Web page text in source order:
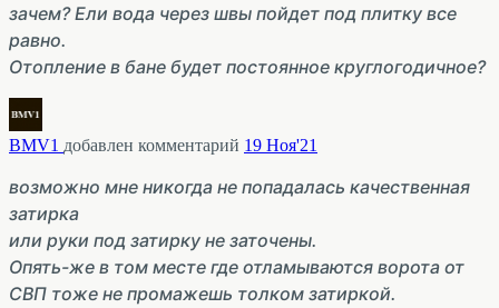
зачем? Ели вода через швы пойдет под плитку все
равно.
Отопление в бане будет постоянное круглогодичное?
BMV1 добавлен комментарий 19 Ноя'21
возможно мне никогда не попадалась качественная
затирка
или руки под затирку не заточены.
Опять-же в том месте где отламываются ворота от
СВП тоже не промажешь толком затиркой.